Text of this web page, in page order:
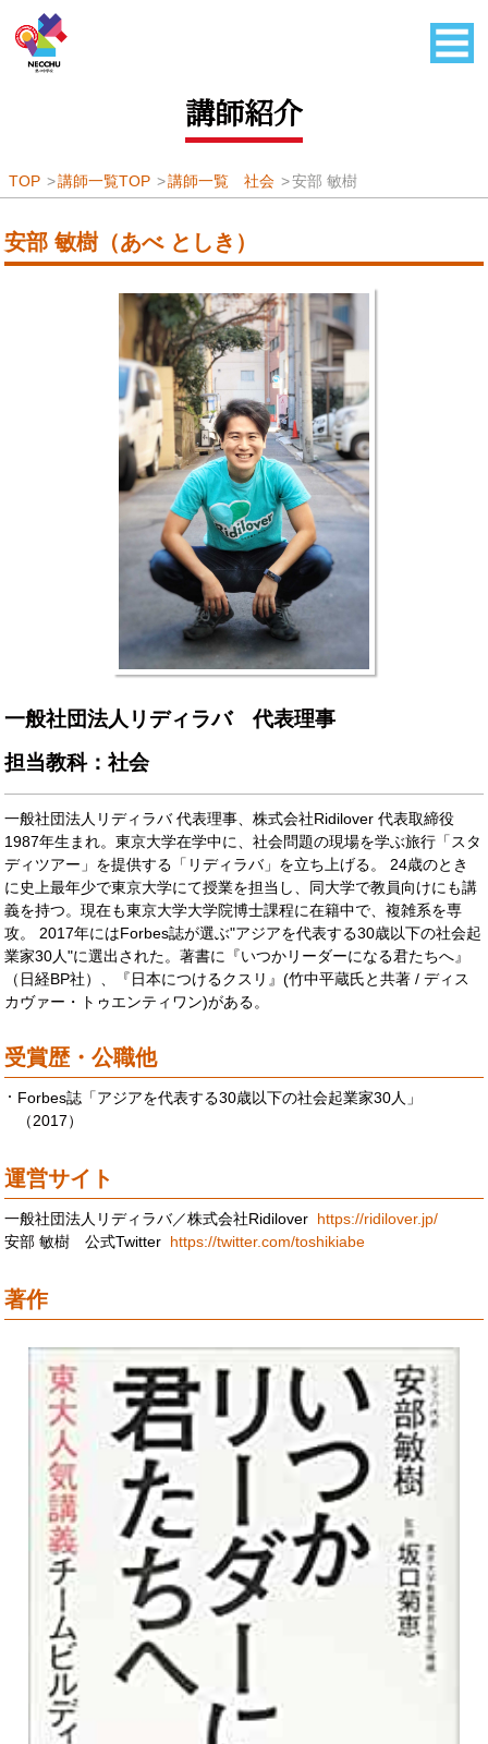
講師紹介
TOP 講師一覧TOP 講師一覧 社会 安部 敏樹
安部 敏樹（あべ としき）
一般社団法人リディラバ 代表理事
担当教科：社会
一般社団法人リディラバ 代表理事、株式会社Ridilover 代表取締役
1987年生まれ。東京大学在学中に、社会問題の現場を学ぶ旅行「スタ
ディツアー」を提供する「リディラバ」を立ち上げる。 24歳のとき
に史上最年少で東京大学にて授業を担当し、同大学で教員向けにも講
義を持つ。現在も東京大学大学院博士課程に在籍中で、複雑系を専
攻。 2017年にはForbes誌が選ぶ"アジアを代表する30歳以下の社会起
業家30人"に選出された。著書に『いつかリーダーになる君たちへ』
（日経BP社）、『日本につけるクスリ』(竹中平蔵氏と共著 / ディス
カヴァー・トゥエンティワン)がある。
受賞歴・公職他
Forbes誌「アジアを代表する30歳以下の社会起業家30人」
（2017）
運営サイト
一般社団法人リディラバ／株式会社Ridilover https://ridilover.jp/
安部 敏樹 公式Twitter https://twitter.com/toshikiabe
著作